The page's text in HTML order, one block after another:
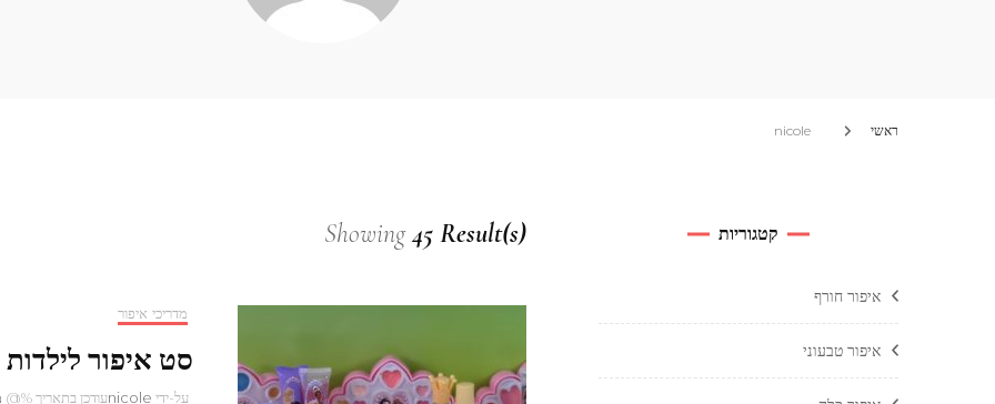
ראשי nicole
Showing45 Result(s)
מדריכי איפור
סט איפור לילדות
על-ידי nicoleעודכן בתאריך %@
קטגוריות
איפור חורף
איפור טבעוני